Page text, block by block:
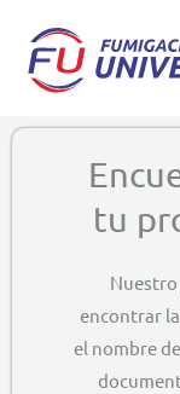
contenido
tu
encontrar
el nombre